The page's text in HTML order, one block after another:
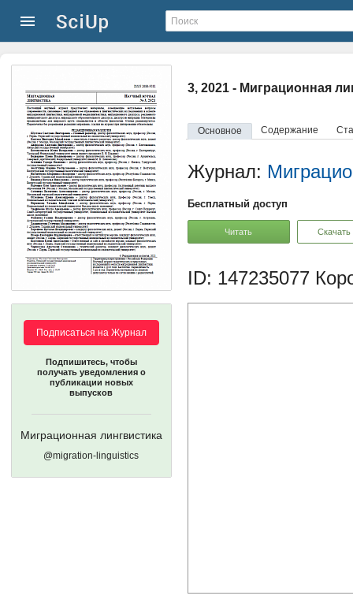
3, 2021 - Миграционная
Основное Содержание
Подписаться на Журнал
Подпишитесь, чтобы
получать уведомления о
публикации новых
выпусков
Миграционная лингвистика
@migration-linguistics
Журнал:
Бесплатный доступ
Читать Скачать
ID: 147235077